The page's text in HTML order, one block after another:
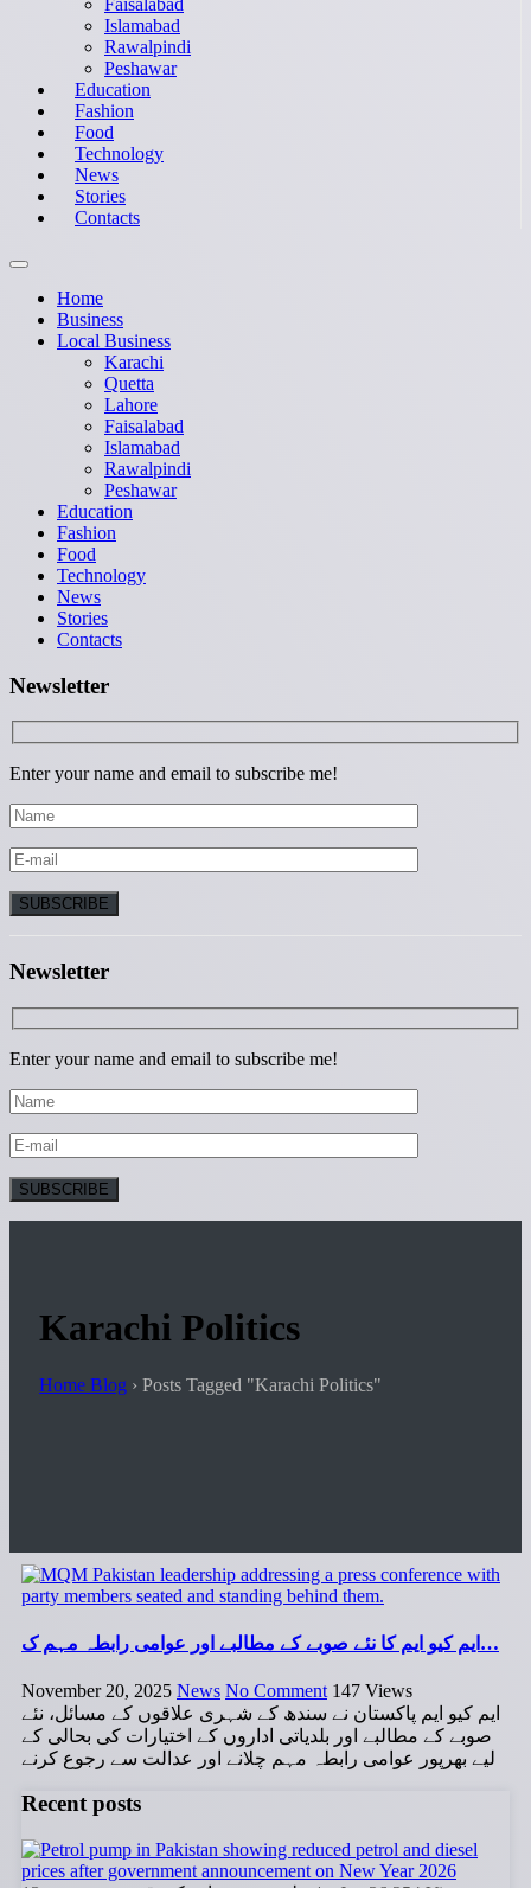
Faisalabad
Islamabad
Rawalpindi
Peshawar
Education
Fashion
Food
Technology
News
Stories
Contacts
Home
Business
Local Business
Karachi
Quetta
Lahore
Faisalabad
Islamabad
Rawalpindi
Peshawar
Education
Fashion
Food
Technology
News
Stories
Contacts
Newsletter
Enter your name and email to subscribe me!
Newsletter
Enter your name and email to subscribe me!
Karachi Politics
Home Blog › Posts Tagged "Karachi Politics"
ایم کیو ایم کا نئے صوبے کے مطالبے اور عوامی رابطہ مہم ک…
November 20, 2025 News No Comment 147 Views
ایم کیو ایم پاکستان نے سندھ کے شہری علاقوں کے مسائل، نئے
صوبے کے مطالبے اور بلدیاتی اداروں کے اختیارات کی بحالی کے
لیے بھرپور عوامی رابطہ مہم چلانے اور عدالت سے رجوع کرنے
Recent posts